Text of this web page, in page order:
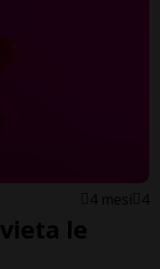
4 mesi 4
le